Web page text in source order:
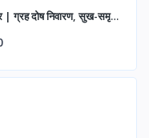
| ग्रह दोष निवारण, सुख-समृद्धि
के लिए